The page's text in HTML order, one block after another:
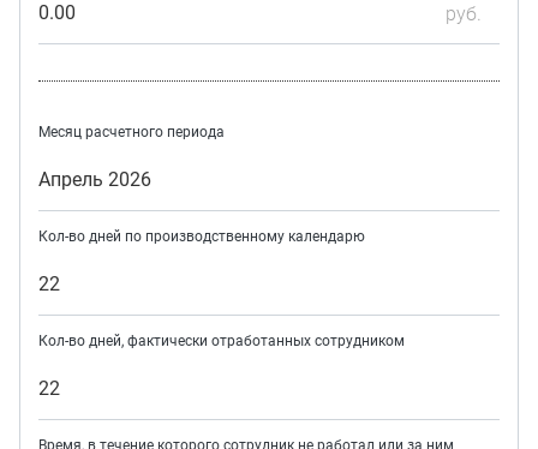
0.00 руб.
Месяц расчетного периода
Апрель 2026
Кол-во дней по производственному календарю
22
Кол-во дней, фактически отработанных сотрудником
22
Время, в течение которого сотрудник не работал или за ним